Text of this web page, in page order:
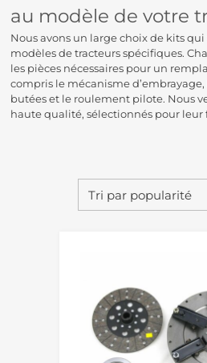
au modèle de votre
Nous avons un large choix de kits
modèles de tracteurs spécifiques.
les pièces nécessaires pour un
compris le mécanisme d’embrayage,
butées et le roulement pilote. Nous
haute qualité, sélectionnés pour leur